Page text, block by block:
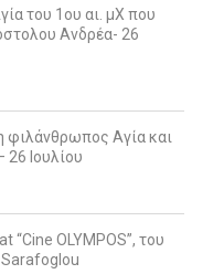
του 1ου αι. μΧ που
Ανδρέα- 26
φιλάνθρωπος Αγία και
Ιουλίου
OLYMPOS”, του